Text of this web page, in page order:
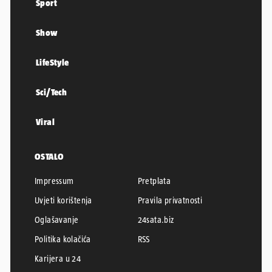
Sport
Show
LifeStyle
Sci/Tech
Viral
OSTALO
Impressum
Pretplata
Uvjeti korištenja
Pravila privatnosti
Oglašavanje
24sata.biz
Politika kolačića
RSS
Karijera u 24